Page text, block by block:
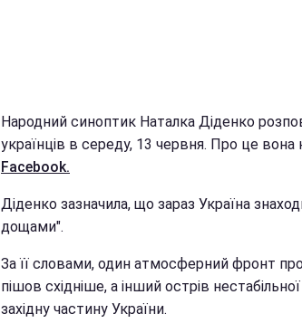
Народний синоптик Наталка Діденко
українців в середу, 13 червня. Про це вона
Facebook.
Діденко зазначила, що зараз Україна
дощами".
За її словами, один атмосферний фронт
пішов східніше, а інший острів
західну частину України.